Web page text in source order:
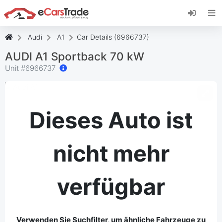
Installieren Sie die eCarsTrade-App, fügen Sie
sie zu Ihrem Startbildschirm hinzu und erhalten
Audi A1 Car Details (6966737)
AUDI A1 Sportback 70 kW
Unit #6966737
Dieses Auto ist
nicht mehr
verfügbar
Verwenden Sie Suchfilter, um ähnliche Fahrzeuge zu